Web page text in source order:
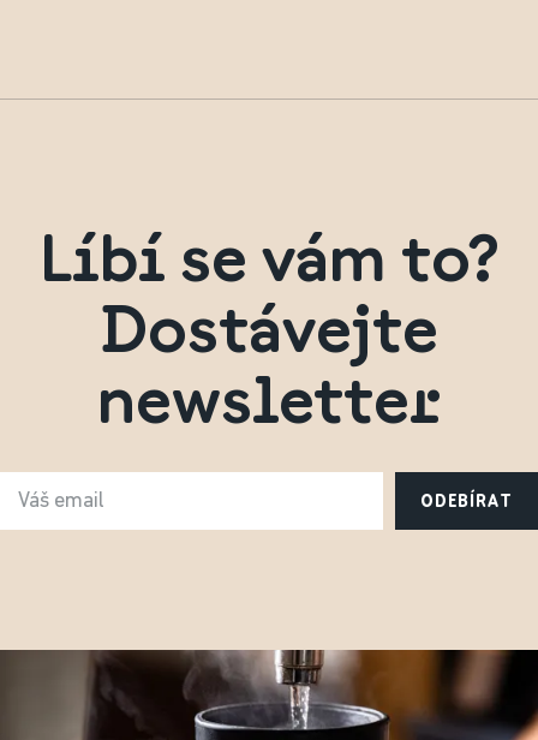
Líbí se vám to?
Dostávejte
newsletter
ODEBÍRAT